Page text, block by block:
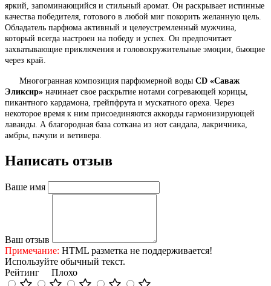
яркий, запоминающийся и стильный аромат. Он раскрывает истинные
качества победителя, готового в любой миг покорить желанную цель.
Обладатель парфюма активный и целеустремленный мужчина,
который всегда настроен на победу и успех. Он предпочитает
захватывающие приключения и головокружительные эмоции, бьющие
через край.
Многогранная композиция парфюмерной воды CD «Саваж
Эликсир» начинает свое раскрытие нотами согревающей корицы,
пикантного кардамона, грейпфрута и мускатного ореха. Через
некоторое время к ним присоединяются аккорды гармонизирующей
лаванды. А благородная база соткана из нот сандала, лакричника,
амбры, пачули и ветивера.
Написать отзыв
Ваше имя
Ваш отзыв
Примечание: HTML разметка не поддерживается!
Используйте обычный текст.
Рейтинг Плохо